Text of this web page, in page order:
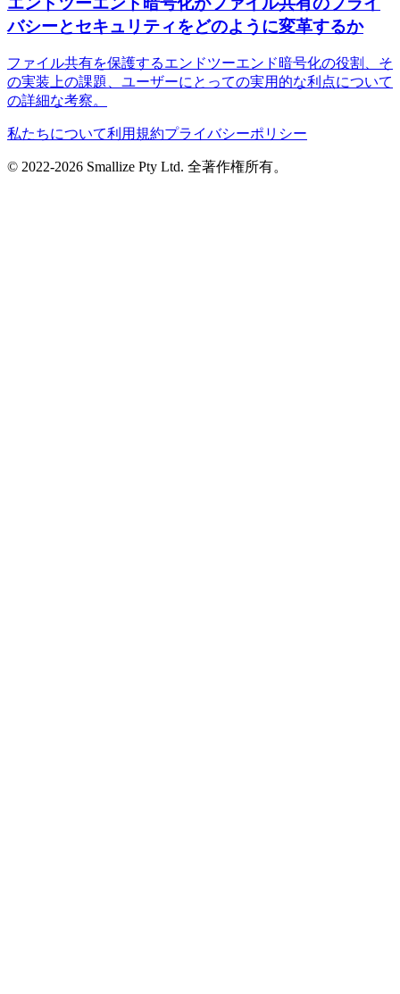
バシーとセキュリティをどのように変革するか
ファイル共有を保護するエンドツーエンド暗号化の役割、そ
の実装上の課題、ユーザーにとっての実用的な利点について
の詳細な考察。
私たちについて利用規約プライバシーポリシー
© 2022-2026 Smallize Pty Ltd. 全著作権所有。